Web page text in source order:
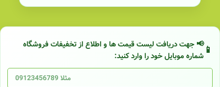
📢 جهت دریافت لیست قیمت ها و اطلاع از تخفیفات فروشگاه
شماره موبایل خود را وارد کنید: